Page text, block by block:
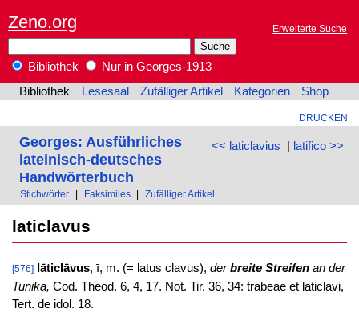
Zeno.org Erweiterte Suche
Bibliothek
Nur in Georges-1913
Bibliothek
Lesesaal Zufälliger Artikel Kategorien Shop
DRUCKEN
<< laticlavius | latifico >>
Georges: Ausführliches
lateinisch-deutsches
Handwörterbuch
Stichwörter Faksimiles Zufälliger Artikel
laticlavus
[576] lāticlāvus, ī, m. (= latus clavus), der breite Streifenan der
Tunika, Cod. Theod. 6, 4, 17. Not. Tir. 36, 34: trabeae et laticlavi,
Tert. de idol. 18.